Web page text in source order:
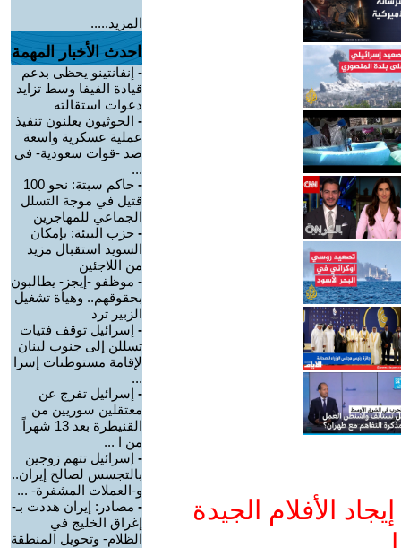
الأفلام الجيدة
المزيد.....
احدث الأخبار المهمة
- إنفانتينو يحظى بدعم
قيادة الفيفا وسط تزايد
دعوات استقالته
- الحوثيون يعلنون تنفيذ
عملية عسكرية واسعة
ضد -قوات سعودية- في
...
-
حاكم سبتة: نحو 100
قتيل في موجة التسلل
الجماعي للمهاجرين
- حزب البيئة: بإمكان
السويد استقبال مزيد
من اللاجئين
- موظفو -إيجز- يطالبون
بحقوقهم.. وهيأة تشغيل
الزبير ترد
- إسرائيل توقف فتيات
تسللن إلى جنوب لبنان
لإقامة مستوطنات إسرا
...
- إسرائيل تفرج عن
معتقلين سوريين من
القنيطرة بعد 13 شهراً
من ا ...
- إسرائيل تتهم زوجين
بالتجسس لصالح إيران..
و-العملات المشفرة- ...
- مصادر: إيران هددت بـ-
إغراق الخليج في
الظلام- وتحويل المنطقة